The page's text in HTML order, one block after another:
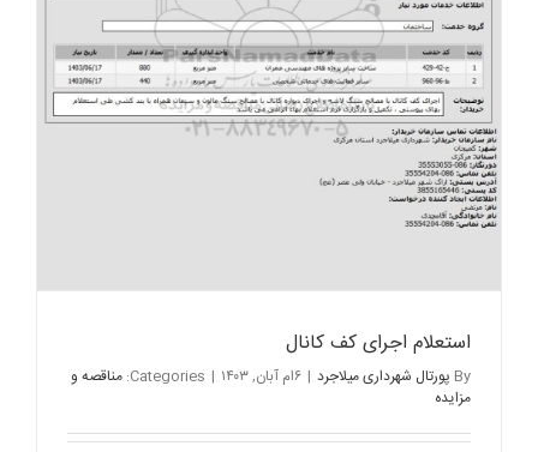
استعلام اجرای کف کانال
By پورتال شهرداری میلاجرد | ۶ام آبان, ۱۴۰۳ |
Categories: مناقصه و
مزایده